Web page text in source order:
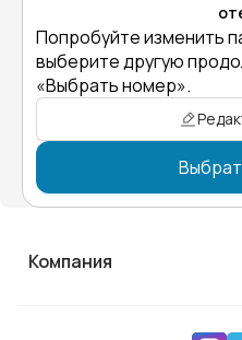
Попробуйте изменить
выберите другую
«Выбрать номер».
Компания